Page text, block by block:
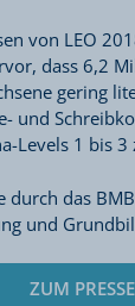
von LEO
dass 6,2
gering
und
Levels 1 bis
durch das
und
ZUM